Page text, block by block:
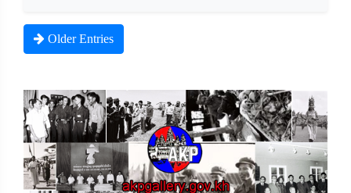
Older Entries